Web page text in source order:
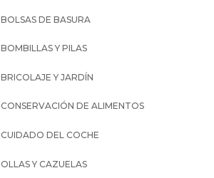
BOLSAS DE BASURA
BOMBILLAS Y PILAS
BRICOLAJE Y JARDÍN
CONSERVACIÓN DE ALIMENTOS
CUIDADO DEL COCHE
OLLAS Y CAZUELAS